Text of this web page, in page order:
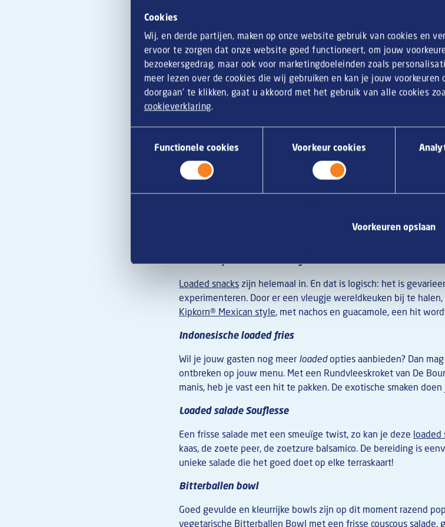
Cookies
Wij, en derde partijen, maken op onze website gebruik van cookies en
ervoor te zorgen dat onze website goed functioneert, om jouw
bezoekersgedrag, maar ook voor marketingdoeleinden zoals
meer lezen over de cookies die wij gebruiken en kan je jouw voorkeuren
doorgaan’ te klikken, gaat u akkoord met het gebruik van alle cookies
cookieverklaring.
Functionele cookies
Voorkeur cookies
Voorkeuren opslaan
dit terrasseizoen helemaal on trend!
Afbeelding
Loaded snacks zijn helemaal in. En dat is logisch: het is
experimenteren. Door er een vleugje wereldkeuken bij te
Kipkorn® Mexican style, met nachos en guacamole, een hit
Indonesische loaded fries
Wil je jouw gasten nog meer loadedopties aanbieden? Dan
ontbreken op jouw menu. Met een Rundvleeskroket van De
manis, heb je vast een hit te pakken. De exotische smaken
Loaded salade Souflesse
Een frisse salade met een smeuïge twist, zo kan je deze loaded
kaas, de zoete peer, de zoetzure balsamico. De bereiding is
unieke salade die het goed doet op elke terraskaart!
Bitterballen bowl
Goed gevulde en kleurrijke bowls zijn op dit moment razend
vegetarische Bitterballen Bowl met een frisse couscous salade,